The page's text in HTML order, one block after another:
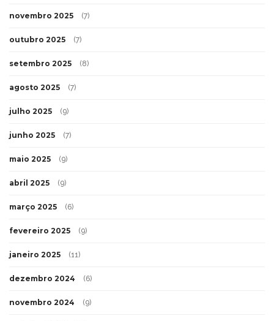
novembro 2025 (7)
outubro 2025 (7)
setembro 2025 (8)
agosto 2025 (7)
julho 2025 (9)
junho 2025 (7)
maio 2025 (9)
abril 2025 (9)
março 2025 (6)
fevereiro 2025 (9)
janeiro 2025 (11)
dezembro 2024 (6)
novembro 2024 (9)